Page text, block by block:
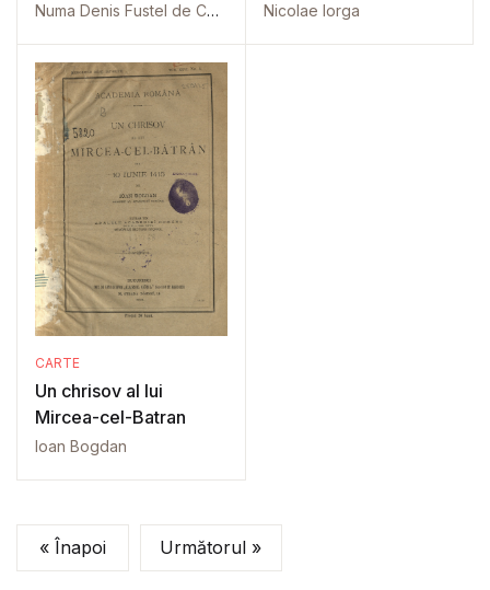
Numa Denis Fustel de Coulanges Nicolae Iorga
CARTE
Un chrisov al lui
Mircea-cel-Batran
Ioan Bogdan
« Înapoi Următorul »